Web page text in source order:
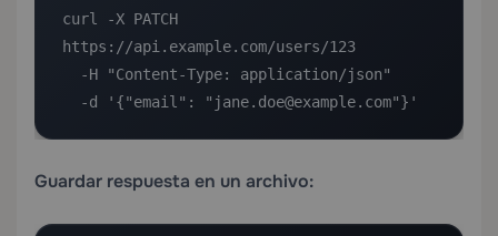
curl -X PATCH
https://api.example.com/users/123
  -d '{"email": "jane.doe@example.com"}'
Guardar respuesta en un archivo: